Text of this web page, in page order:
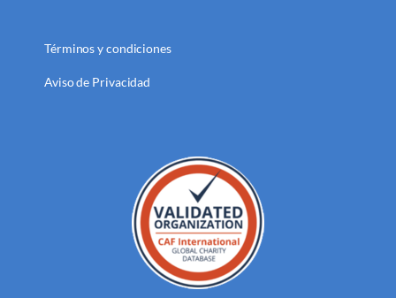
Términos y condiciones
Aviso de Privacidad